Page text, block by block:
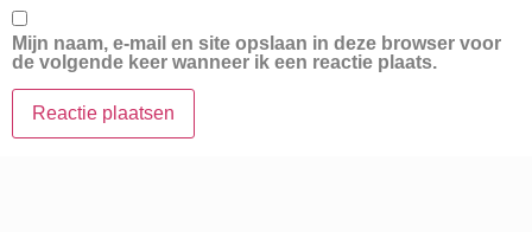
Mijn naam, e-mail en site opslaan in deze browser voor
de volgende keer wanneer ik een reactie plaats.